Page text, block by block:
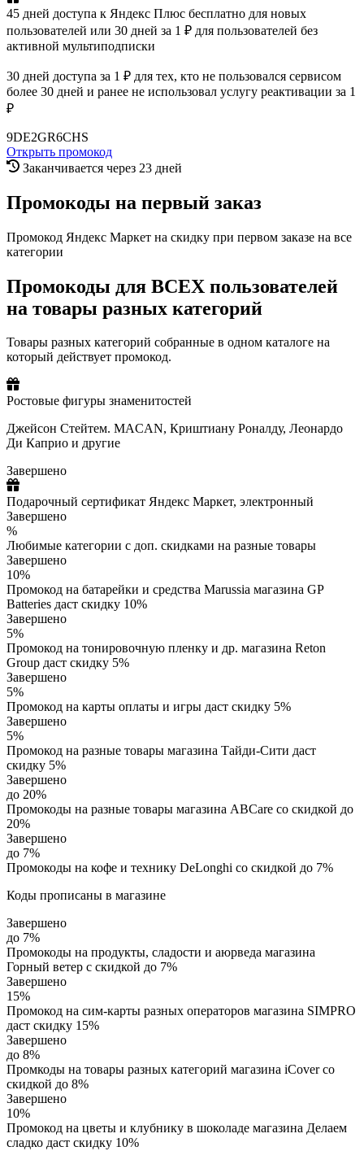
45 дней доступа к Яндекс Плюс бесплатно для новых
пользователей или 30 дней за 1 ₽ для пользователей без
активной мультиподписки
30 дней доступа за 1 ₽ для тех, кто не пользовался сервисом
более 30 дней и ранее не использовал услугу реактивации за 1
₽
9DE2GR6CHS
Открыть промокод
Заканчивается через 23 дней
Промокоды на первый заказ
Промокод Яндекс Маркет на скидку при первом заказе на все
категории
Промокоды для ВСЕХ пользователей
на товары разных категорий
Товары разных категорий собранные в одном каталоге на
который действует промокод.
Ростовые фигуры знаменитостей
Джейсон Стейтем. MACAN, Криштиану Роналду, Леонардо
Ди Каприо и другие
Завершено
Подарочный сертификат Яндекс Маркет, электронный
Завершено
%
Любимые категории с доп. скидками на разные товары
Завершено
10%
Промокод на батарейки и средства Marussia магазина GP
Batteries даст скидку 10%
Завершено
5%
Промокод на тонировочную пленку и др. магазина Reton
Group даст скидку 5%
Завершено
5%
Промокод на карты оплаты и игры даст скидку 5%
Завершено
5%
Промокод на разные товары магазина Тайди-Сити даст
скидку 5%
Завершено
до 20%
Промокоды на разные товары магазина ABCare со скидкой до
20%
Завершено
до 7%
Промокоды на кофе и технику DeLonghi со скидкой до 7%
Коды прописаны в магазине
Завершено
до 7%
Промокоды на продукты, сладости и аюрведа магазина
Горный ветер с скидкой до 7%
Завершено
15%
Промокод на сим-карты разных операторов магазина SIMPRO
даст скидку 15%
Завершено
до 8%
Промкоды на товары разных категорий магазина iCover со
скидкой до 8%
Завершено
10%
Промокод на цветы и клубнику в шоколаде магазина Делаем
сладко даст скидку 10%